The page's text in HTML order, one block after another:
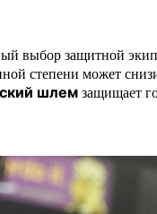
выбор защитной
степени может
шлем защищает